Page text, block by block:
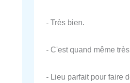
- Très bien.
- C'est quand même
- Lieu parfait pour faire